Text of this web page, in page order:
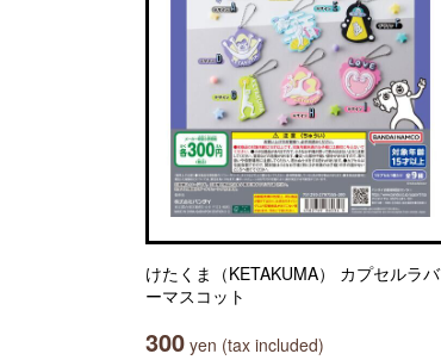
けたくま（KETAKUMA） カプセルラバ
ーマスコット
300 yen (tax included)